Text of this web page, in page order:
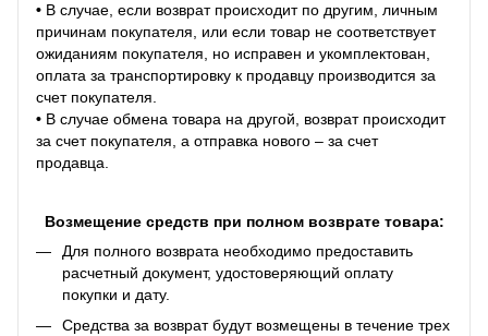
• В случае, если возврат происходит по другим, личным
причинам покупателя, или если товар не соответствует
ожиданиям покупателя, но исправен и укомплектован,
оплата за транспортировку к продавцу производится за
счет покупателя.
• В случае обмена товара на другой, возврат происходит
за счет покупателя, а отправка нового – за счет
продавца.
Возмещение средств при полном возврате товара:
Для полного возврата необходимо предоставить
расчетный документ, удостоверяющий оплату
покупки и дату.
Средства за возврат будут возмещены в течение трех